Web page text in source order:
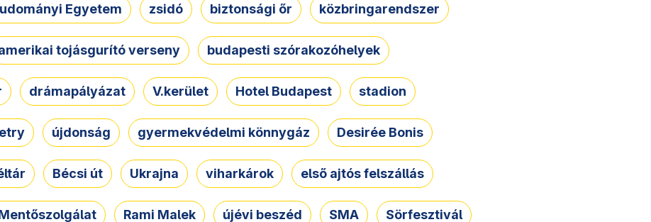
Egyetem zsidó biztonsági őr közbringarendszer
tojásgurító verseny budapesti szórakozóhelyek
drámapályázat V.kerület Hotel Budapest stadion
újdonság gyermekvédelmi könnygáz Desirée Bonis
Bécsi út Ukrajna viharkárok első ajtós felszállás
Rami Malek újévi beszéd SMA Sörfesztivál